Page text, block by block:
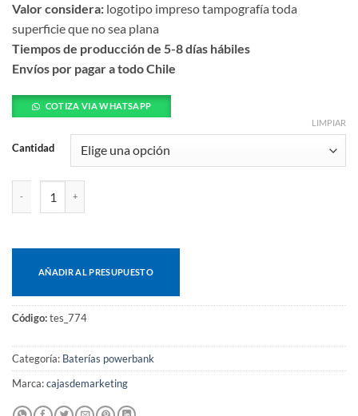
Valor considera: logotipo impreso tampografía toda
superficie que no sea plana
Tiempos de producción de 5-8 días hábiles
Envíos por pagar a todo Chile
COTIZA VIA WHATSAPP
Cantidad
LIMPIAR
AÑADIR AL PRESUPUESTO
Código:tes_774
Categoría: Baterías powerbank
Marca:cajasdemarketing